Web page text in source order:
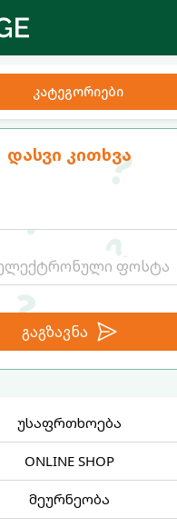
კატეგორიები
დასვი კითხვა
გაგზავნა
უსაფრთხოება
ONLINE SHOP
მეურნეობა